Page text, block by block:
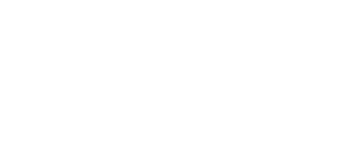
no primeiro mês